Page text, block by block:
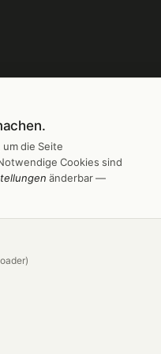
die Seite
Cookies sind
änderbar —